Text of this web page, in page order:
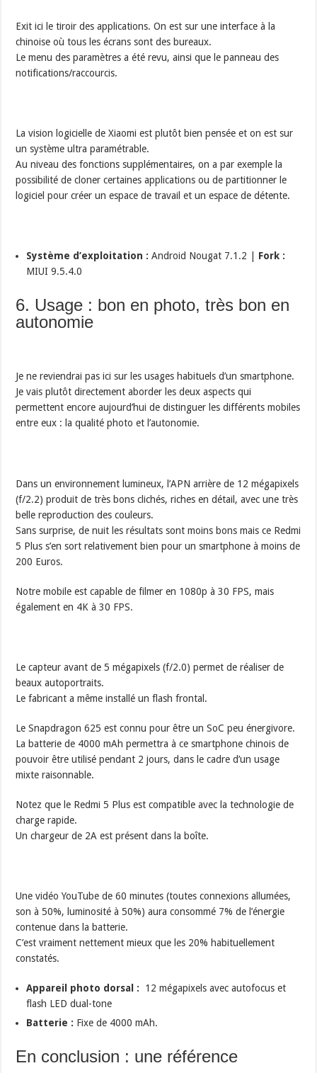
Exit ici le tiroir des applications. On est sur une interface à la
chinoise où tous les écrans sont des bureaux.
Le menu des paramètres a été revu, ainsi que le panneau des
notifications/raccourcis.
La vision logicielle de Xiaomi est plutôt bien pensée et on est sur
un système ultra paramétrable.
Au niveau des fonctions supplémentaires, on a par exemple la
possibilité de cloner certaines applications ou de partitionner le
logiciel pour créer un espace de travail et un espace de détente.
Système d’exploitation : Android Nougat 7.1.2 | Fork :
MIUI 9.5.4.0
6. Usage : bon en photo, très bon en
autonomie
Je ne reviendrai pas ici sur les usages habituels d’un smartphone.
Je vais plutôt directement aborder les deux aspects qui
permettent encore aujourd’hui de distinguer les différents mobiles
entre eux : la qualité photo et l’autonomie.
Dans un environnement lumineux, l’APN arrière de 12 mégapixels
(f/2.2) produit de très bons clichés, riches en détail, avec une très
belle reproduction des couleurs.
Sans surprise, de nuit les résultats sont moins bons mais ce Redmi
5 Plus s’en sort relativement bien pour un smartphone à moins de
200 Euros.
Notre mobile est capable de filmer en 1080p à 30 FPS, mais
également en 4K à 30 FPS.
Le capteur avant de 5 mégapixels (f/2.0) permet de réaliser de
beaux autoportraits.
Le fabricant a même installé un flash frontal.
Le Snapdragon 625 est connu pour être un SoC peu énergivore.
La batterie de 4000 mAh permettra à ce smartphone chinois de
pouvoir être utilisé pendant 2 jours, dans le cadre d’un usage
mixte raisonnable.
Notez que le Redmi 5 Plus est compatible avec la technologie de
charge rapide.
Un chargeur de 2A est présent dans la boîte.
Une vidéo YouTube de 60 minutes (toutes connexions allumées,
son à 50%, luminosité à 50%) aura consommé 7% de l’énergie
contenue dans la batterie.
C’est vraiment nettement mieux que les 20% habituellement
constatés.
Appareil photo dorsal : 12 mégapixels avec autofocus et
flash LED dual-tone
Batterie : Fixe de 4000 mAh.
En conclusion : une référence